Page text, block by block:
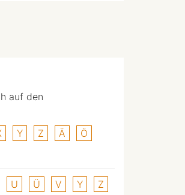
auf den
Y Z Ä
Ö
U Ü V Y Z